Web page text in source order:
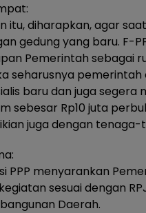
itu, diharapkan, agar
gedung yang baru. F-
Pemerintah sebagai
seharusnya
baru dan juga
sebesar Rp10 juta
juga dengan tenaga-
PPP menyarankan
sesuai dengan
Daerah.